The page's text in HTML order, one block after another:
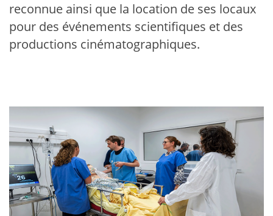
reconnue ainsi que la location de ses locaux
pour des événements scientifiques et des
productions cinématographiques.